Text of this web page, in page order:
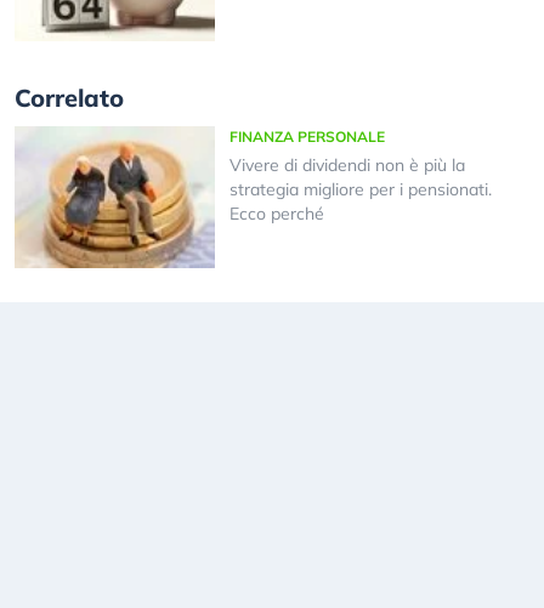
Correlato
FINANZA PERSONALE
Vivere di dividendi non è più la
strategia migliore per i pensionati.
Ecco perché